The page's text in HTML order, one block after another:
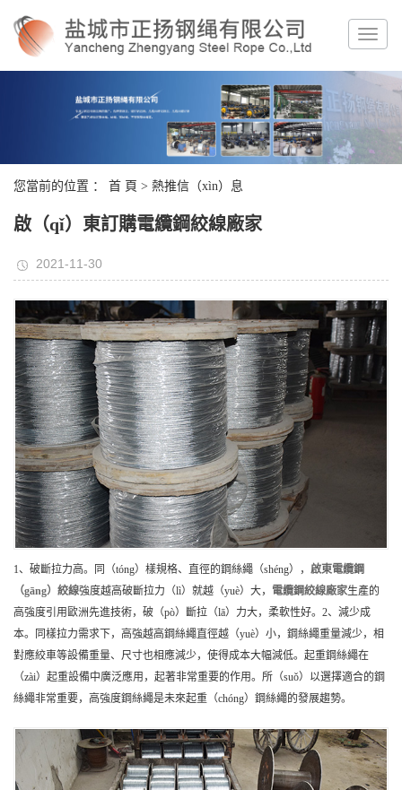
您當前的位置 ： 首 頁 > 熱推信（xìn）息
啟（qǐ）東訂購電纜鋼絞線廠家
2021-11-30
1、破斷拉力高。同（tóng）樣規格、直徑的鋼絲繩（shéng）， 啟東電纜鋼
（gāng）絞線強度越高破斷拉力（lì）就越（yuè）大， 電纜鋼絞線廠家生產的
高強度引用歐洲先進技術，破（pò）斷拉（lā）力大，柔軟性好。2、減少成
本。同樣拉力需求下，高強越高鋼絲繩直徑越（yuè）小，鋼絲繩重量減少，相
對應絞車等設備重量、尺寸也相應減少，使得成本大幅減低。起重鋼絲繩在
（zài）起重設備中廣泛應用，起著非常重要的作用。所（suǒ）以選擇適合的鋼
絲繩非常重要，高強度鋼絲繩是未來起重（chóng）鋼絲繩的發展趨勢。